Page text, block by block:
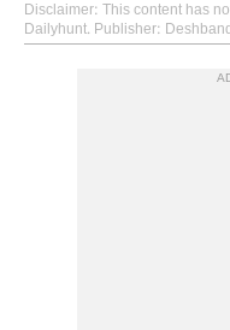
Disclaimer: This content has
Dailyhunt. Publisher: